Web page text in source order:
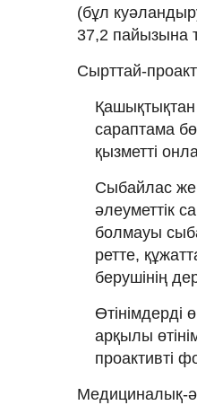
(бұл
37,2 пайызына
Сырттай-
Қашықтықтан
сараптама
қызметті
Сыбайлас
әлеуметтік
болмауы
ретте,
берушінің
арқылы
проактивті
Медициналық-